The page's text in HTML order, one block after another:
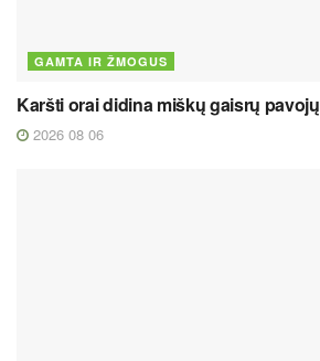
GAMTA IR ŽMOGUS
Karšti orai didina miškų gaisrų pavojų
2026 08 06